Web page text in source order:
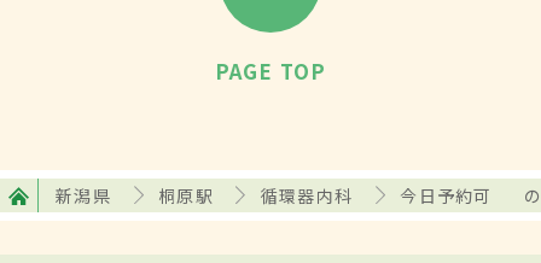
PAGE TOP
新潟県 桐原駅 循環器内科 今日予約可